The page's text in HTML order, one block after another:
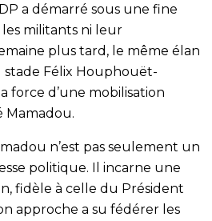
a démarré sous une fine
les militants ni leur
plus tard, le même élan
stade Félix Houphouët-
force d’une mobilisation
Mamadou.
n’est pas seulement un
politique. Il incarne une
fidèle à celle du Président
approche a su fédérer les